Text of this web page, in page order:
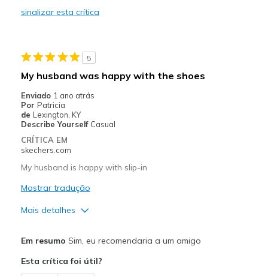
No cons
Casual Wear
Width
Sizing
Feels true to size
View On Shoes
sinalizar esta crítica
5
My husband was happy with the shoes
Enviado 1 ano atrás
Por Patricia
de Lexington, KY
Describe Yourself Casual
CRÍTICA EM
skechers.com
My husband is happy with slip-in
Mostrar tradução
Mais detalhes
Durable
Em resumo Sim, eu recomendaria a um amigo
Esta crítica foi útil?